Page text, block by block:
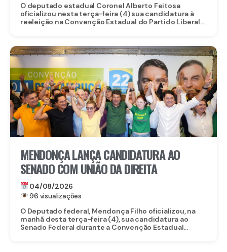
O deputado estadual Coronel Alberto Feitosa
oficializou nesta terça-feira (4) sua candidatura à
reeleição na Convenção Estadual do Partido Liberal...
MENDONÇA LANÇA CANDIDATURA AO
SENADO COM UNIÃO DA DIREITA
04/08/2026
96 visualizações
O Deputado federal, Mendonça Filho oficializou, na
manhã desta terça-feira (4), sua candidatura ao
Senado Federal durante a Convenção Estadual...